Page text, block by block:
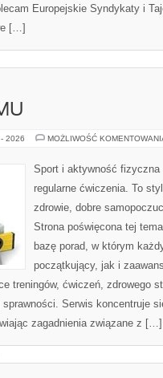
Europejskie Syndykaty i
[…]
2026 MOŻLIWOŚĆ
Sport i aktywność
regularne ćwiczenia. To
zdrowie, dobre
Strona poświęcona tej
bazę porad, w którym
początkujący, jak i
treningów, ćwiczeń, zdrowego
sprawności. Serwis koncentruje
zagadnienia związane z […]